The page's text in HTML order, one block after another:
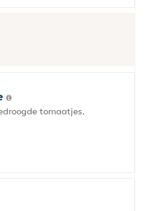
tomaatjes,